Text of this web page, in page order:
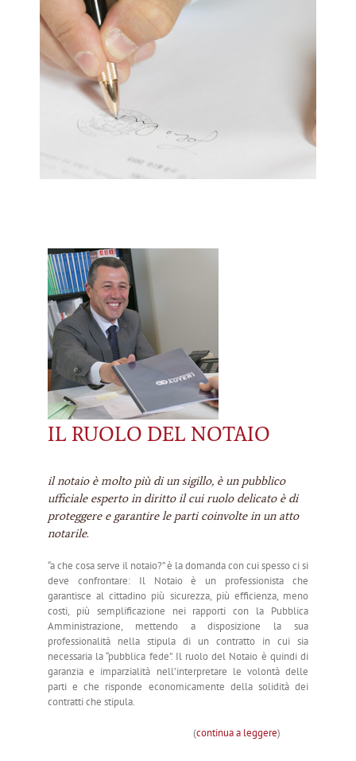
IL RUOLO DEL NOTAIO
il notaio è molto più di un sigillo, è un pubblico
ufficiale esperto in diritto il cui ruolo delicato è di
proteggere e garantire le parti coinvolte in un atto
notarile.
“a che cosa serve il notaio?” è la domanda con cui spesso ci si
deve confrontare: Il Notaio è un professionista che
garantisce al cittadino più sicurezza, più efficienza, meno
costi, più semplificazione nei rapporti con la Pubblica
Amministrazione, mettendo a disposizione la sua
professionalità nella stipula di un contratto in cui sia
necessaria la “pubblica fede”. Il ruolo del Notaio è quindi di
garanzia e imparzialità nell’interpretare le volontà delle
parti e che risponde economicamente della solidità dei
contratti che stipula.
(continua a leggere)